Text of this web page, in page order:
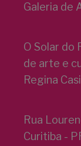
Galeria de
O Solar do
de arte e
Regina
Rua
Curitiba -